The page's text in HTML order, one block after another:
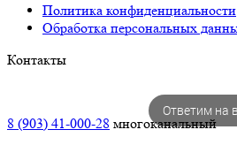
Политика конфиденциальности
Обработка персональных
Контакты
8 (903) 41-000-28 многоканальный
Ответим на